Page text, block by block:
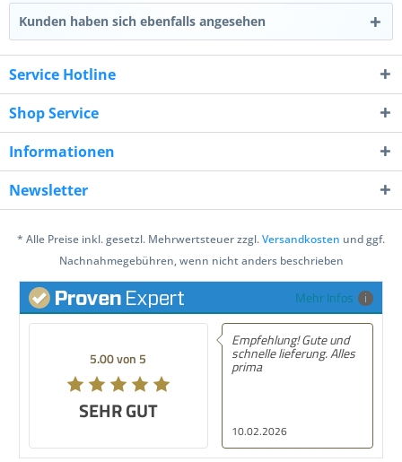
Kunden haben sich ebenfalls angesehen
Service Hotline
Shop Service
Informationen
Newsletter
* Alle Preise inkl. gesetzl. Mehrwertsteuer zzgl.Versandkosten und ggf.
Nachnahmegebühren, wenn nicht anders beschrieben
Mehr Infos
5.00 von 5
SEHR GUT
10.02.2026
Empfehlung! Gute und
schnelle lieferung. Alles
prima